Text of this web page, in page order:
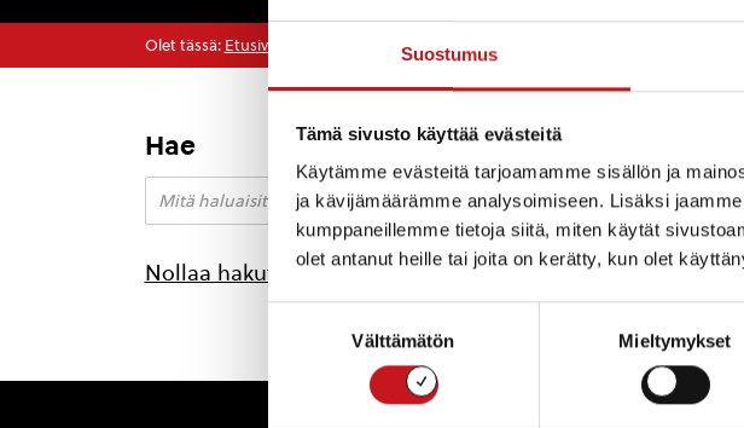
Suostumus
Tämä sivusto käyttää evästeitä
Käytämme evästeitä tarjoamamme sisällön ja
ja kävijämäärämme analysoimiseen. Lisäksi
kumppaneillemme tietoja siitä, miten käytät
olet antanut heille tai joita on kerätty, kun olet
Välttämätön Mieltymykset
Olet tässä: Etusivu tekstiilitaiteilija
Hae
Nollaa hakutulokset